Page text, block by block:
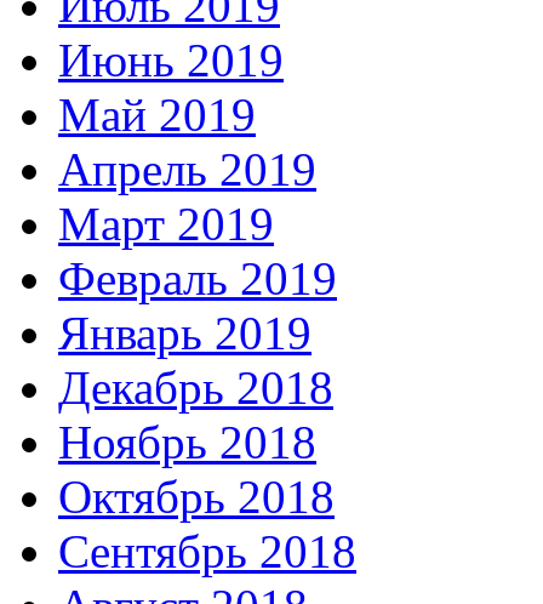
Июнь 2019
Май 2019
Апрель 2019
Март 2019
Февраль 2019
Январь 2019
Декабрь 2018
Ноябрь 2018
Октябрь 2018
Сентябрь 2018